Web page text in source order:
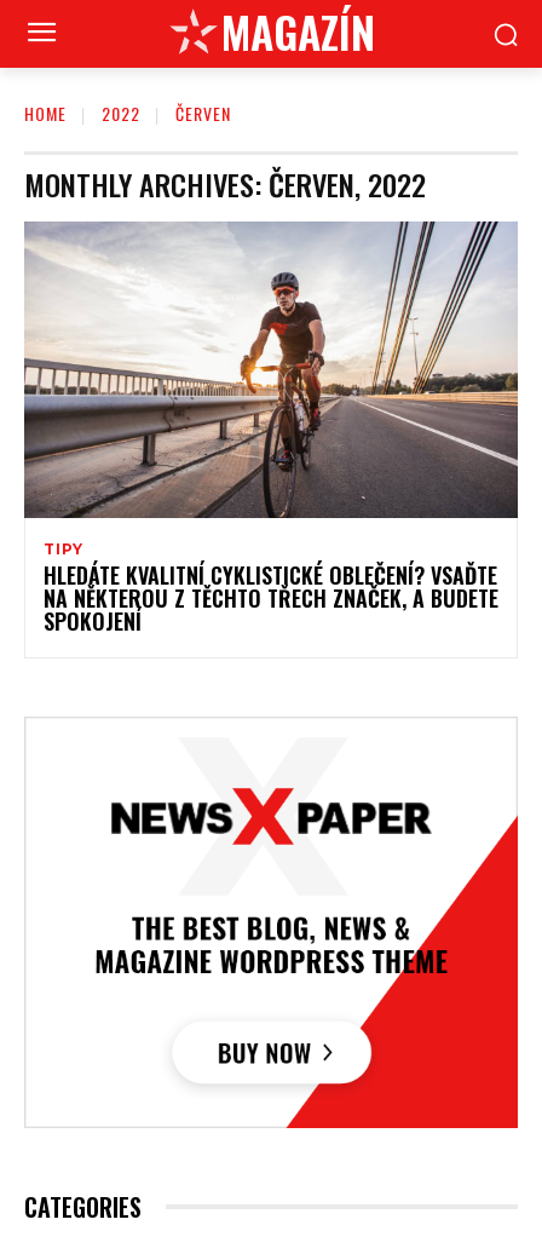
MAGAZÍN
HOME 2022 ČERVEN
MONTHLY ARCHIVES: ČERVEN, 2022
TIPY
HLEDÁTE KVALITNÍ CYKLISTICKÉ OBLEČENÍ? VSAĎTE
NA NĚKTEROU Z TĚCHTO TŘECH ZNAČEK, A BUDETE
SPOKOJENÍ
CATEGORIES